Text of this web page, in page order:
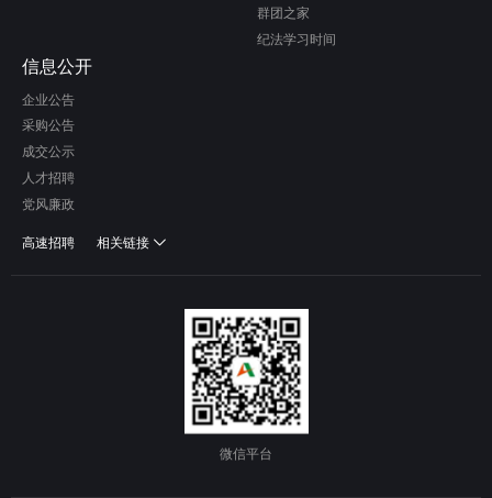
群团之家
纪法学习时间
信息公开
企业公告
采购公告
成交公示
人才招聘
党风廉政
高速招聘 相关链接
微信平台